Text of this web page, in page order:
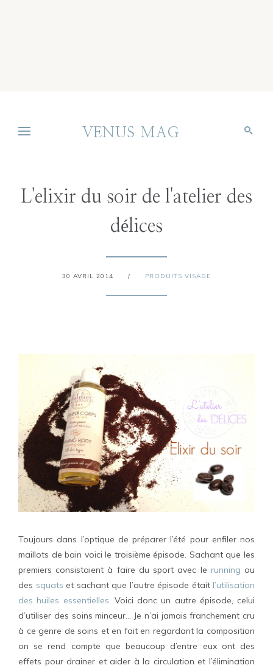
VENUS MAG
L'elixir du soir de l'atelier des
délices
30 AVRIL 2014 / PRODUITS VISAGE
Toujours dans l’optique de préparer l’été pour enfiler nos
maillots de bain voici le troisième épisode. Sachant que les
premiers consistaient à faire du sport avec le running ou
des squats et sachant que l’autre épisode était l’utilisation
des huiles essentielles. Voici donc un autre épisode, celui
d’utiliser des soins minceur… Je n’ai jamais franchement cru
à ce genre de soins et en fait en regardant la composition
on se rend compte que beaucoup d’entre eux ont des
effets pour drainer et aider à la circulation et l’élimination